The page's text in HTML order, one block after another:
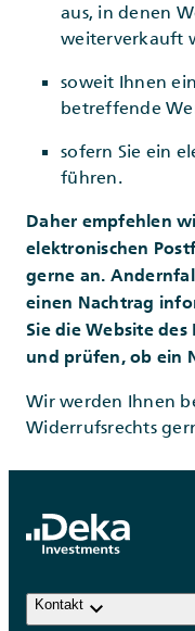
aus, in denen
weiterverkauft
soweit Ihnen
betreffende
sofern Sie ein
führen.
Daher empfehlen
elektronischen
gerne an.
einen Nachtrag
Sie die Website
und prüfen, ob ein
Wir werden Ihnen
Widerrufsrechts
Kontakt keyboard_arrow_down